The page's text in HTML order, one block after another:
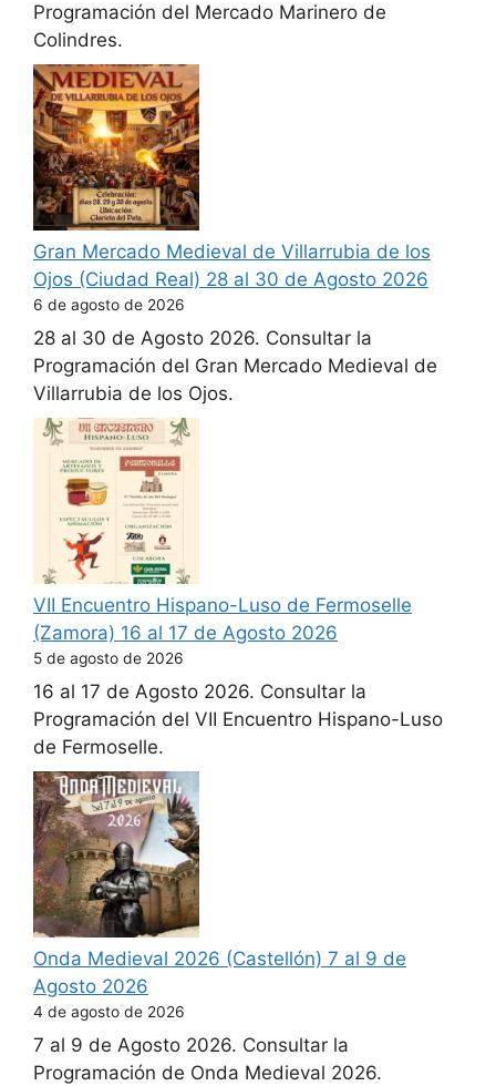
Programación del Mercado Marinero de
Colindres.
Gran Mercado Medieval de Villarrubia de los
Ojos (Ciudad Real) 28 al 30 de Agosto 2026
6 de agosto de 2026
28 al 30 de Agosto 2026. Consultar la
Programación del Gran Mercado Medieval de
Villarrubia de los Ojos.
VII Encuentro Hispano-Luso de Fermoselle
(Zamora) 16 al 17 de Agosto 2026
5 de agosto de 2026
16 al 17 de Agosto 2026. Consultar la
Programación del VII Encuentro Hispano-Luso
de Fermoselle.
Onda Medieval 2026 (Castellón) 7 al 9 de
Agosto 2026
4 de agosto de 2026
7 al 9 de Agosto 2026. Consultar la
Programación de Onda Medieval 2026.